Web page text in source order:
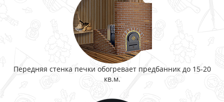
Передняя стенка печки обогревает предбанник до 15-20
кв.м.